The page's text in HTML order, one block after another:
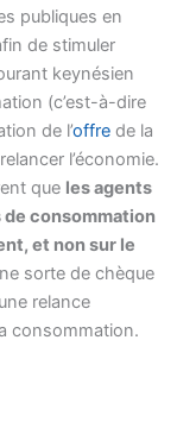
publiques en
de stimuler
keynésien
(c’est-à-dire
de l’offre de la
l’économie.
que les agents
consommation
et non sur le
sorte de chèque
relance
consommation.